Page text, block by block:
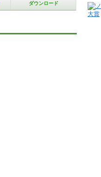
ダウンロード